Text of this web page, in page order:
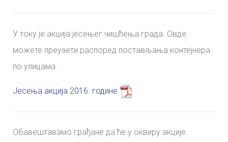
У току је акција јесењег чишћења града. Овде
можете преузети распоред постављања контејнера
по улицама.
Јесења акција 2016. године
Обавештавамо грађане да ће у оквиру акције